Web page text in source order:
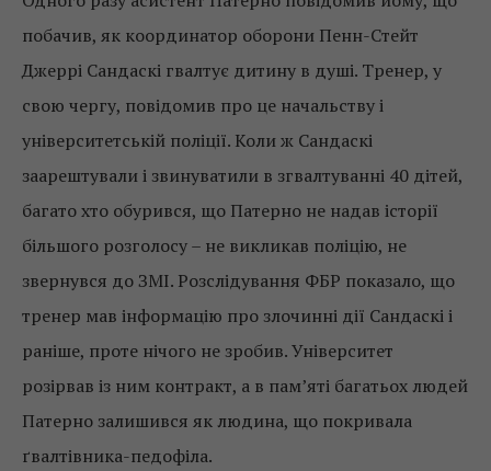
побачив, як координатор оборони Пенн-Стейт
Джеррі Сандаскі гвалтує дитину в душі. Тренер, у
свою чергу, повідомив про це начальству і
університетській поліції. Коли ж Сандаскі
заарештували і звинуватили в згвалтуванні 40 дітей,
багато хто обурився, що Патерно не надав історії
більшого розголосу – не викликав поліцію, не
звернувся до ЗМІ. Розслідування ФБР показало, що
тренер мав інформацію про злочинні дії Сандаскі і
раніше, проте нічого не зробив. Університет
розірвав із ним контракт, а в пам’яті багатьох людей
Патерно залишився як людина, що покривала
ґвалтівника-педофіла.